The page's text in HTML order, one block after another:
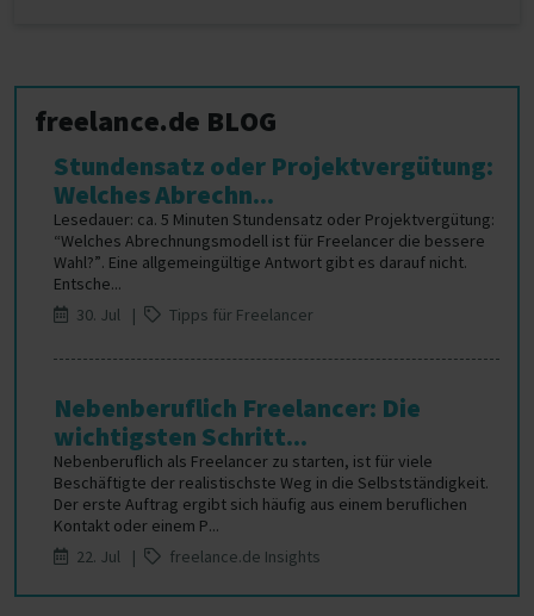
freelance.de BLOG
Stundensatz oder Projektvergütung:
Welches Abrechn...
Lesedauer: ca. 5 Minuten Stundensatz oder Projektvergütung:
“Welches Abrechnungsmodell ist für Freelancer die bessere
Wahl?”. Eine allgemeingültige Antwort gibt es darauf nicht.
Entsche...
30. Jul |
Tipps für Freelancer
Nebenberuflich Freelancer: Die
wichtigsten Schritt...
Nebenberuflich als Freelancer zu starten, ist für viele
Beschäftigte der realistischste Weg in die Selbstständigkeit.
Der erste Auftrag ergibt sich häufig aus einem beruflichen
Kontakt oder einem P...
22. Jul |
freelance.de Insights